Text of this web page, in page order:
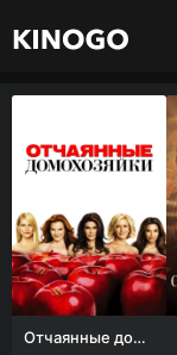
Отчаянные домохозяйки (1 сезон)